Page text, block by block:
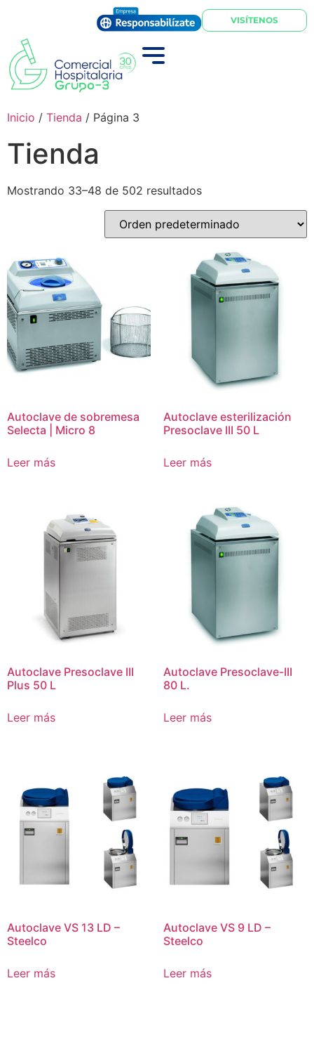
VISÍTENOS
Inicio / Tienda / Página 3
Tienda
Mostrando 33–48 de 502 resultados
Autoclave de sobremesa
Selecta | Micro 8
Leer más
Autoclave esterilización
Presoclave III 50 L
Leer más
Autoclave Presoclave III
Plus 50 L
Leer más
Autoclave Presoclave-III
80 L.
Leer más
Autoclave VS 13 LD –
Steelco
Leer más
Autoclave VS 9 LD –
Steelco
Leer más